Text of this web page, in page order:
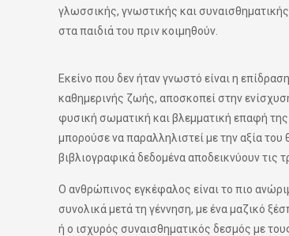
γλωσσικής, γνωστικής και
στα παιδιά του πριν κοιμηθούν.
Εκείνο που δεν ήταν γνωστό είναι η
καθημερινής ζωής, αποσκοπεί στην
φυσική σωματική και βλεμματική επαφή
μπορούσε να παραλληλιστεί με την αξία
βιβλιογραφικά δεδομένα αποδεικνύουν τις
Ο ανθρώπινος εγκέφαλος είναι το πιο
συνολικά μετά τη γέννηση, με ένα μαζικό
ή ο ισχυρός συναισθηματικός δεσμός με